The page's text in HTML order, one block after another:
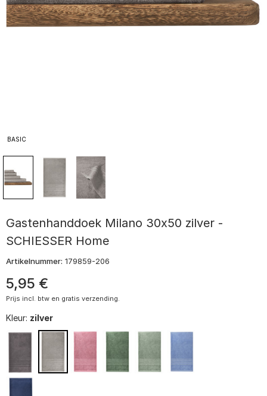
BASIC
Gastenhanddoek Milano 30x50 zilver -
SCHIESSER Home
Artikelnummer: 179859-206
5,95 €
Prijs incl. btw en gratis verzending.
Kleur: zilver